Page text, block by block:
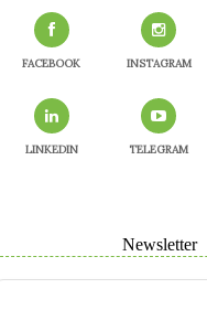
FACEBOOK INSTAGRAM
LINKEDIN TELEGRAM
Newsletter